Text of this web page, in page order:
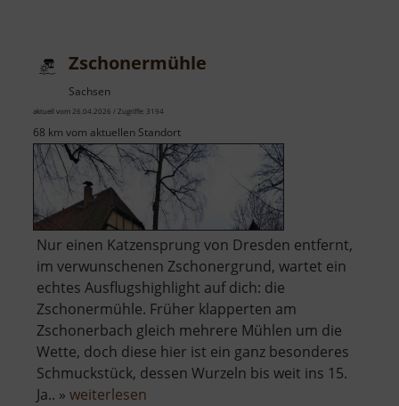
Zschonermühle
Sachsen
aktuell vom 26.04.2026 / Zugriffe: 3194
68 km vom aktuellen Standort
Nur einen Katzensprung von Dresden entfernt,
im verwunschenen Zschonergrund, wartet ein
echtes Ausflugshighlight auf dich: die
Zschonermühle. Früher klapperten am
Zschonerbach gleich mehrere Mühlen um die
Wette, doch diese hier ist ein ganz besonderes
Schmuckstück, dessen Wurzeln bis weit ins 15.
Ja.. » weiterlesen